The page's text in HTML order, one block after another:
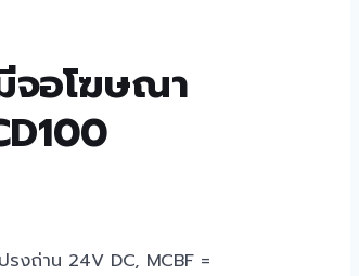
จอโฆษณา
ปรงถ่าน 24V DC, MCBF =